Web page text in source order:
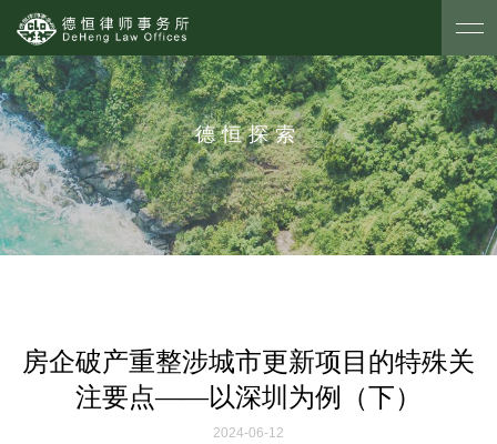
德恒探索
房企破产重整涉城市更新项目的特殊关
注要点——以深圳为例（下）
2024-06-12